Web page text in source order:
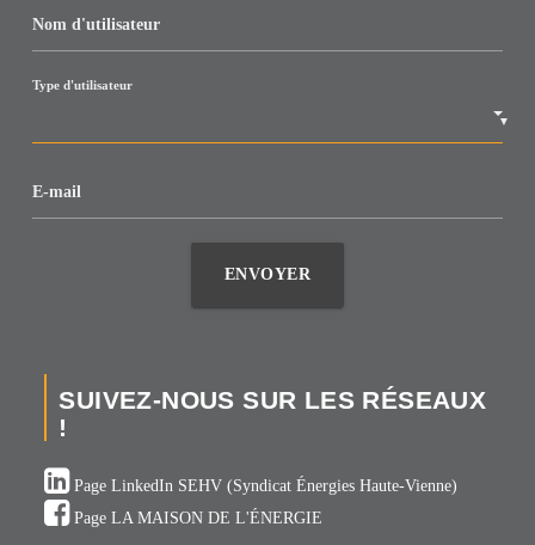
Nom d'utilisateur
▼
Type d'utilisateur
E-mail
ENVOYER
SUIVEZ-NOUS SUR LES RÉSEAUX
!
Page LinkedIn SEHV (Syndicat Énergies Haute-Vienne)
Page LA MAISON DE L'ÉNERGIE